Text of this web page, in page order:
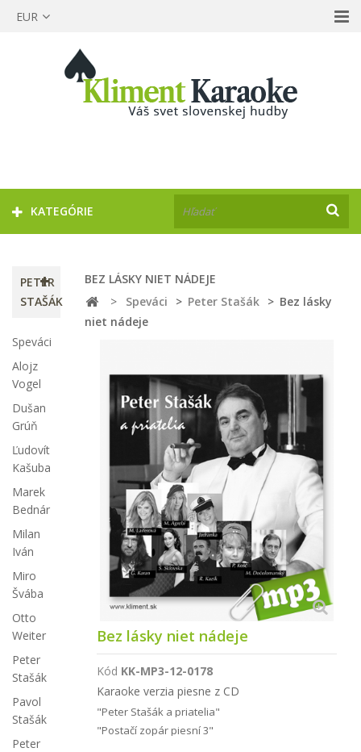
EUR
KATEGÓRIE
PETER
STAŠÁK
Speváci
Alojz
Vogel
Dušan
Grúň
Ľudovít
Kašuba
Marek
Bednár
Milan
Iván
Miro
Švába
Otto
Weiter
Peter
Stašák
Pavol
Stašák
Peter
BEZ LÁSKY NIET NÁDEJE
>
Speváci > Peter Stašák > Bez lásky
niet nádeje
Bez lásky niet nádeje
Kód KK-MP3-12-0178
Karaoke verzia piesne z CD
"Peter Stašák a priatelia"
"Postačí zopár piesní 3"